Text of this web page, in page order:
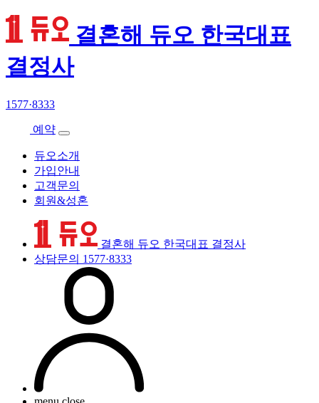
결혼해 듀오 한국대표
결정사
1577·8333
예약
듀오소개
가입안내
고객문의
회원&성혼
결혼해 듀오 한국대표 결정사
상담문의 1577·8333